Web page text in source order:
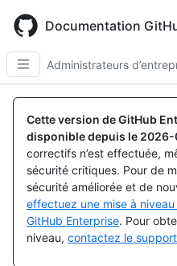
main
content
Documentation
Administrateurs
Cette version de GitHub
disponible depuis le 2026-
correctifs n’est effectuée,
sécurité critiques. Pour de
sécurité améliorée et de
effectuez une mise à
GitHub Enterprise. Pour
niveau, contactez le